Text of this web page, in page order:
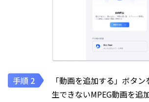
「動画を追加する」ボタ
生できないMPEG動画を追